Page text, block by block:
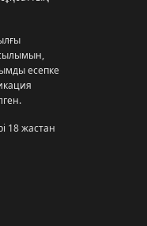
есепке
18 жастан